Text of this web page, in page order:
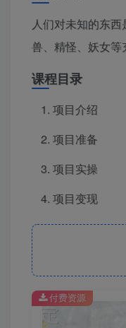
人们对未知的东
兽、精怪、妖女等
课程目录
项目介绍
项目准备
项目实操
项目变现
付费资源